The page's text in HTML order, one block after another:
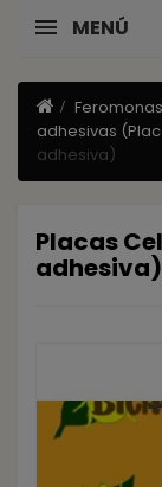
MENÚ
adhesivas
adhesiva)
Placas
adhesiva)